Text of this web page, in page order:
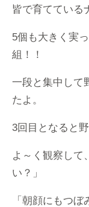
皆で育てている
5個も大きく実
組！！
一段と集中して
たよ。
3回目となると
よ～く観察して
い？」
「朝顔にもつ